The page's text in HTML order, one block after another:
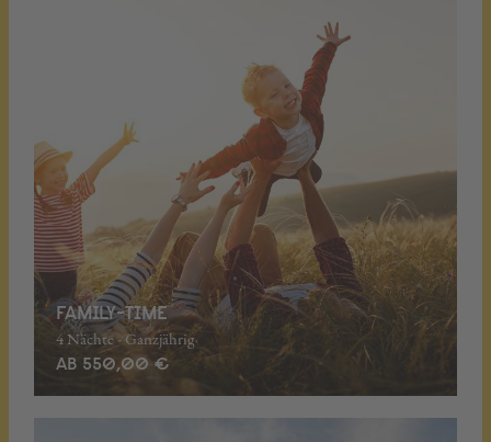
FAMILY-TIME
4 Nächte - Ganzjährig
AB 550,00 €